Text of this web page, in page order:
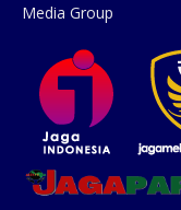
Media Group